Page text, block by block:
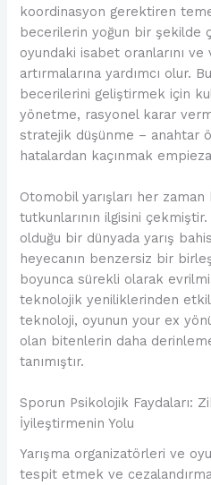
koordinasyon gerektiren
becerilerin yoğun bir şekilde
oyundaki isabet oranlarını
artırmalarına yardımcı olur.
becerilerini geliştirmek için
yönetme, rasyonel karar
stratejik düşünme – anahtar
hatalardan kaçınmak
Otomobil yarışları her zaman
tutkunlarının ilgisini
olduğu bir dünyada yarış
heyecanın benzersiz bir
boyunca sürekli olarak
teknolojik yeniliklerinden
teknoloji, oyunun your ex
olan bitenlerin daha
tanımıştır.
Sporun Psikolojik Faydaları:
İyileştirmenin Yolu
Yarışma organizatörleri ve
tespit etmek ve